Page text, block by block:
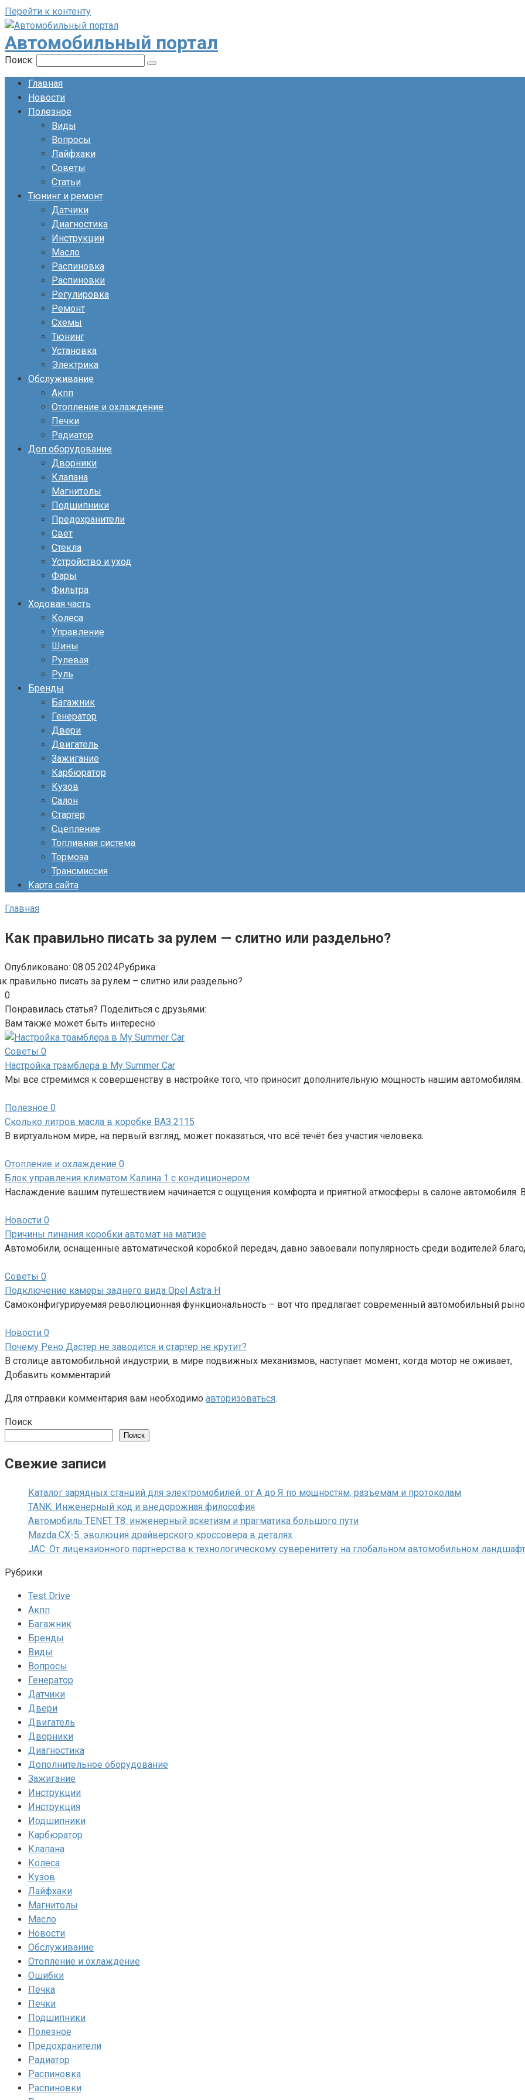
Перейти к контенту
Автомобильный портал
Поиск:
Главная
Новости
Полезное
Виды
Вопросы
Лайфхаки
Советы
Статьи
Тюнинг и ремонт
Датчики
Диагностика
Инструкции
Масло
Распиновка
Распиновки
Регулировка
Ремонт
Схемы
Тюнинг
Установка
Электрика
Обслуживание
Акпп
Отопление и охлаждение
Печки
Радиатор
Доп оборудование
Дворники
Клапана
Магнитолы
Подшипники
Предохранители
Свет
Стекла
Устройство и уход
Фары
Фильтра
Ходовая часть
Колеса
Управление
Шины
Рулевая
Руль
Бренды
Багажник
Генератор
Двери
Двигатель
Зажигание
Карбюратор
Кузов
Салон
Стартер
Сцепление
Топливная система
Тормоза
Трансмиссия
Карта сайта
Главная
Как правильно писать за рулем — слитно или раздельно?
Опубликовано: 08.05.2024Рубрика:
0
Понравилась статья? Поделиться с друзьями:
Вам также может быть интересно
Советы 0
Настройка трамблера в My Summer Car
Мы все стремимся к совершенству в настройке того, что приносит дополнительную мощность нашим автомобилям.
Полезное 0
Сколько литров масла в коробке ВАЗ 2115
В виртуальном мире, на первый взгляд, может показаться, что всё течёт без участия человека.
Отопление и охлаждение 0
Блок управления климатом Калина 1 с кондиционером
Наслаждение вашим путешествием начинается с ощущения комфорта и приятной атмосферы в салоне автомобиля.
Новости 0
Причины пинания коробки автомат на матизе
Автомобили, оснащенные автоматической коробкой передач, давно завоевали популярность среди водителей
Советы 0
Подключение камеры заднего вида Opel Astra H
Самоконфигурируемая революционная функциональность – вот что предлагает современный автомобильный
Новости 0
Почему Рено Дастер не заводится и стартер не крутит?
В столице автомобильной индустрии, в мире подвижных механизмов, наступает момент, когда мотор не оживает,
Добавить комментарий
Для отправки комментария вам необходимо авторизоваться.
Поиск
Поиск
Свежие записи
Каталог зарядных станций для электромобилей: от А до Я по мощностям, разъемам и протоколам
TANK: Инженерный код и внедорожная философия
Автомобиль TENET T8: инженерный аскетизм и прагматика большого пути
Mazda CX-5: эволюция драйверского кроссовера в деталях
JAC: От лицензионного партнерства к технологическому суверенитету на глобальном автомобильном
Рубрики
Test Drive
Акпп
Багажник
Бренды
Виды
Вопросы
Генератор
Датчики
Двери
Двигатель
Дворники
Диагностика
Дополнительное оборудование
Зажигание
Инструкции
Инструкция
Иодшипники
Карбюратор
Клапана
Колеса
Кузов
Лайфхаки
Магнитолы
Масло
Новости
Обслуживание
Отопление и охлаждение
Ошибки
Печка
Печки
Подшипники
Полезное
Предохранители
Радиатор
Распиновка
Распиновки